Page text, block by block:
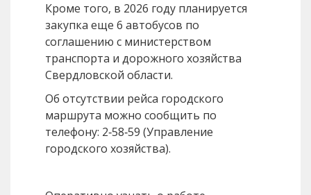
Кроме того, в 2026 году планируется
закупка еще 6 автобусов по
соглашению с министерством
транспорта и дорожного хозяйства
Свердловской области.
Об отсутствии рейса городского
маршрута можно сообщить по
телефону: 2‑58‑59 (Управление
городского хозяйства).